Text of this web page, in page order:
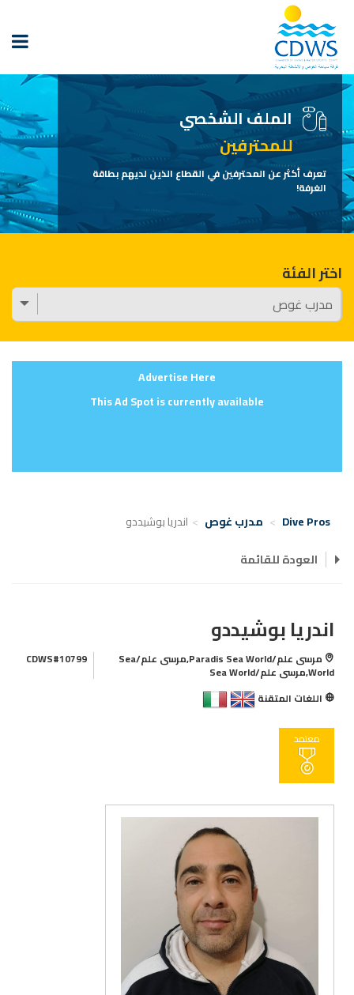
الملف الشخصي
للمحترفين
تعرف أكثر عن المحترفين في القطاع الذين لديهم بطاقة
الغرفة!
اختر الفئة
Advertise Here
This Ad Spot is currently available
Dive Pros مدرب غوص
اندريا بوشيددو
العودة للقائمة
اندريا بوشيددو
مرسى علم/Paradis Sea World,مرسى علم/Sea
World,مرسى علم/Sea World
CDWS#10799
اللغات المتقنة
معتمد